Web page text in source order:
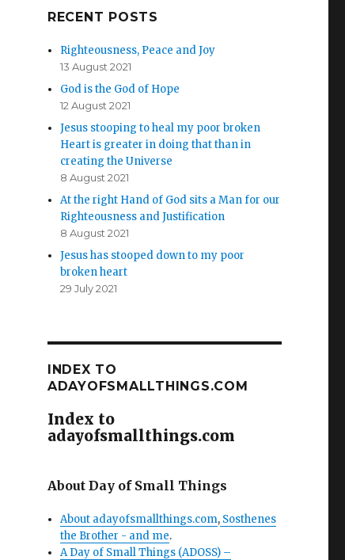
RECENT POSTS
Righteousness, Peace and Joy
13 August 2021
God is the God of Hope
12 August 2021
Jesus stooping to heal my poor broken
Heart is greater in doing that than in
creating the Universe
8 August 2021
At the right Hand of God sits a Man for our
Righteousness and Justification
8 August 2021
Jesus has stooped down to my poor
broken heart
29 July 2021
INDEX TO
ADAYOFSMALLTHINGS.COM
Index to
adayofsmallthings.com
About Day of Small Things
About adayofsmallthings.com, Sosthenes
the Brother - and me.
A Day of Small Things (ADOSS) –